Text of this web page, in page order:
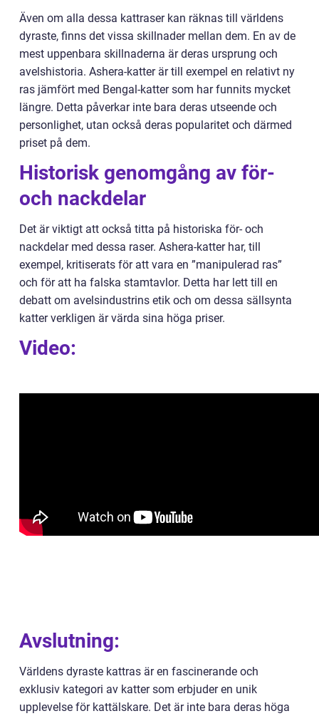
Även om alla dessa kattraser kan räknas till världens
dyraste, finns det vissa skillnader mellan dem. En av de
mest uppenbara skillnaderna är deras ursprung och
avelshistoria. Ashera-katter är till exempel en relativt ny
ras jämfört med Bengal-katter som har funnits mycket
längre. Detta påverkar inte bara deras utseende och
personlighet, utan också deras popularitet och därmed
priset på dem.
Historisk genomgång av för-
och nackdelar
Det är viktigt att också titta på historiska för- och
nackdelar med dessa raser. Ashera-katter har, till
exempel, kritiserats för att vara en ”manipulerad ras”
och för att ha falska stamtavlor. Detta har lett till en
debatt om avelsindustrins etik och om dessa sällsynta
katter verkligen är värda sina höga priser.
Video:
Avslutning:
Världens dyraste kattras är en fascinerande och
exklusiv kategori av katter som erbjuder en unik
upplevelse för kattälskare. Det är inte bara deras höga